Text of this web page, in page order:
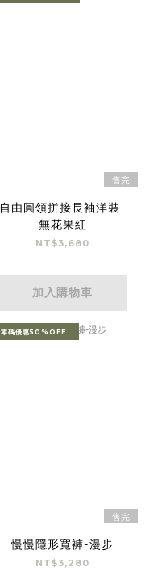
售完
自由圓領拼接長袖洋裝-
無花果紅
NT$3,680
加入購物車
零碼優惠50%OFF
售完
慢慢隱形寬褲-漫步
NT$3,280